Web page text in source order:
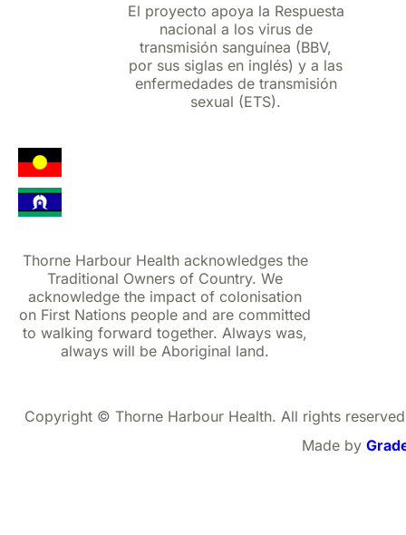
El proyecto apoya la Respuesta
nacional a los virus de
transmisión sanguínea (BBV,
por sus siglas en inglés) y a las
enfermedades de transmisión
sexual (ETS).
Thorne Harbour Health acknowledges the
Traditional Owners of Country. We
acknowledge the impact of colonisation
on First Nations people and are committed
to walking forward together. Always was,
always will be Aboriginal land.
Copyright © Thorne Harbour Health. All rights
Made by